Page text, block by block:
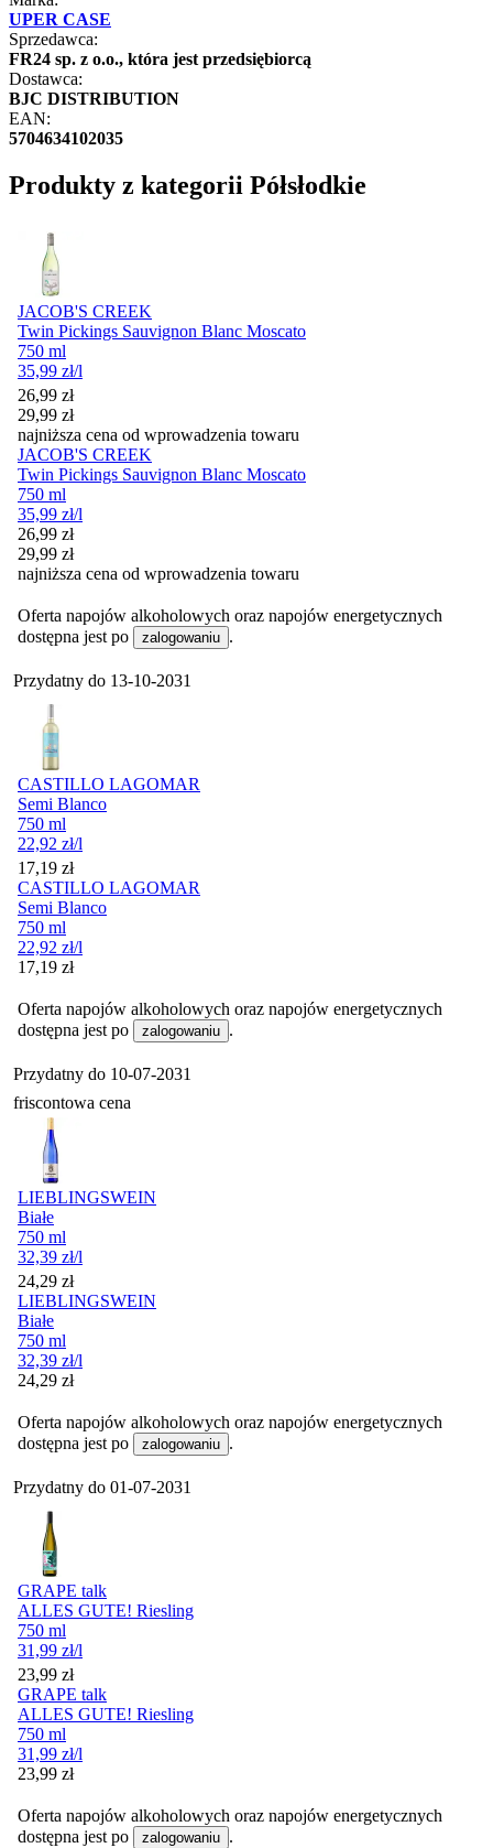
UPER CASE
Sprzedawca:
FR24 sp. z o.o., która jest przedsiębiorcą
Dostawca:
BJC DISTRIBUTION
EAN:
5704634102035
Produkty z kategorii Półsłodkie
JACOB'S CREEK
Twin Pickings Sauvignon Blanc Moscato
750 ml
35,99 zł/l
Cena promocyjna
26,99 zł
29,99 zł
najniższa cena od wprowadzenia towaru
JACOB'S CREEK
Twin Pickings Sauvignon Blanc Moscato
750 ml
35,99 zł/l
Cena promocyjna
26,99 zł
29,99 zł
najniższa cena od wprowadzenia towaru
Oferta napojów alkoholowych oraz napojów energetycznych
dostępna jest po
zalogowaniu .
Przydatny do 13-10-2031
CASTILLO LAGOMAR
Semi Blanco
750 ml
22,92 zł/l
Cena
17,19 zł
CASTILLO LAGOMAR
Semi Blanco
750 ml
22,92 zł/l
Cena
17,19 zł
Oferta napojów alkoholowych oraz napojów energetycznych
dostępna jest po
zalogowaniu .
Przydatny do 10-07-2031
friscontowa cena
LIEBLINGSWEIN
Białe
750 ml
32,39 zł/l
Cena
24,29 zł
LIEBLINGSWEIN
Białe
750 ml
32,39 zł/l
Cena
24,29 zł
Oferta napojów alkoholowych oraz napojów energetycznych
dostępna jest po
zalogowaniu .
Przydatny do 01-07-2031
GRAPE talk
ALLES GUTE! Riesling
750 ml
31,99 zł/l
Cena
23,99 zł
GRAPE talk
ALLES GUTE! Riesling
750 ml
31,99 zł/l
Cena
23,99 zł
Oferta napojów alkoholowych oraz napojów energetycznych
dostępna jest po
zalogowaniu .